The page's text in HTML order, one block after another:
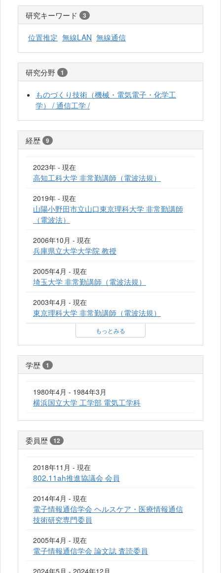
研究キーワード 3
位置推定 無線LAN 無線通信
研究分野 1
ものづくり技術（機械・電気電子・化学工
学） / 通信工学 /
経歴 9
2023年 - 現在
高知工科大学 非常勤講師（電波法規）
2019年 - 現在
山陽小野田市立山口東京理科大学 非常勤講師
（電波法）
2006年10月 - 現在
兵庫県立大学大学院 教授
2005年4月 - 現在
埼玉大学 非常勤講師（電波法規）
2003年4月 - 現在
東京理科大学 非常勤講師（電波法規）
もっとみる
学歴 1
1980年4月 - 1984年3月
横浜国立大学 工学部 電気工学科
委員歴 12
2018年11月 - 現在
802.11ah推進協議会 会員
2014年4月 - 現在
電子情報通信学会 ヘルスケア・医療情報通信
技術研究専門委員
2005年4月 - 現在
電子情報通信学会 論文誌 査読委員
2024年5月 - 2024年12月